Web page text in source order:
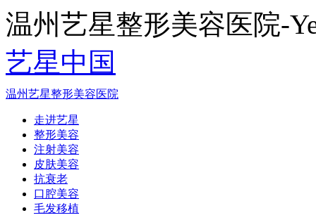
温州艺星整形美容医院-
艺星中国
温州艺星整形美容医院
走进艺星
整形美容
注射美容
皮肤美容
抗衰老
口腔美容
毛发移植